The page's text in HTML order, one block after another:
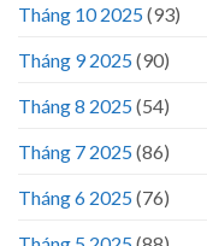
Tháng 10 2025(93)
Tháng 9 2025(90)
Tháng 8 2025(54)
Tháng 7 2025(86)
Tháng 6 2025(76)